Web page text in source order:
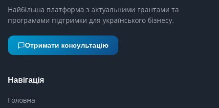
Найбільша платформа з актуальними грантами та
програмами підтримки для українського бізнесу.
Отримати консультацію
Навігація
Головна